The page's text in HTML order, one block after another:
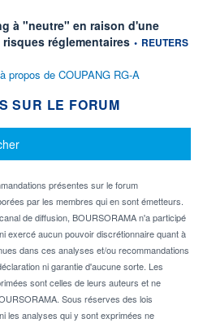
à "neutre" en raison d'une
réglementaires information
• REUTERS
propos de COUPANG RG-A
SUR LE FORUM
présentes sur le forum
par les membres qui en sont émetteurs.
de diffusion, BOURSORAMA n'a participé
exercé aucun pouvoir discrétionnaire quant à
dans ces analyses et/ou recommandations
ni garantie d'aucune sorte. Les
sont celles de leurs auteurs et ne
Sous réserves des lois
les analyses qui y sont exprimées ne